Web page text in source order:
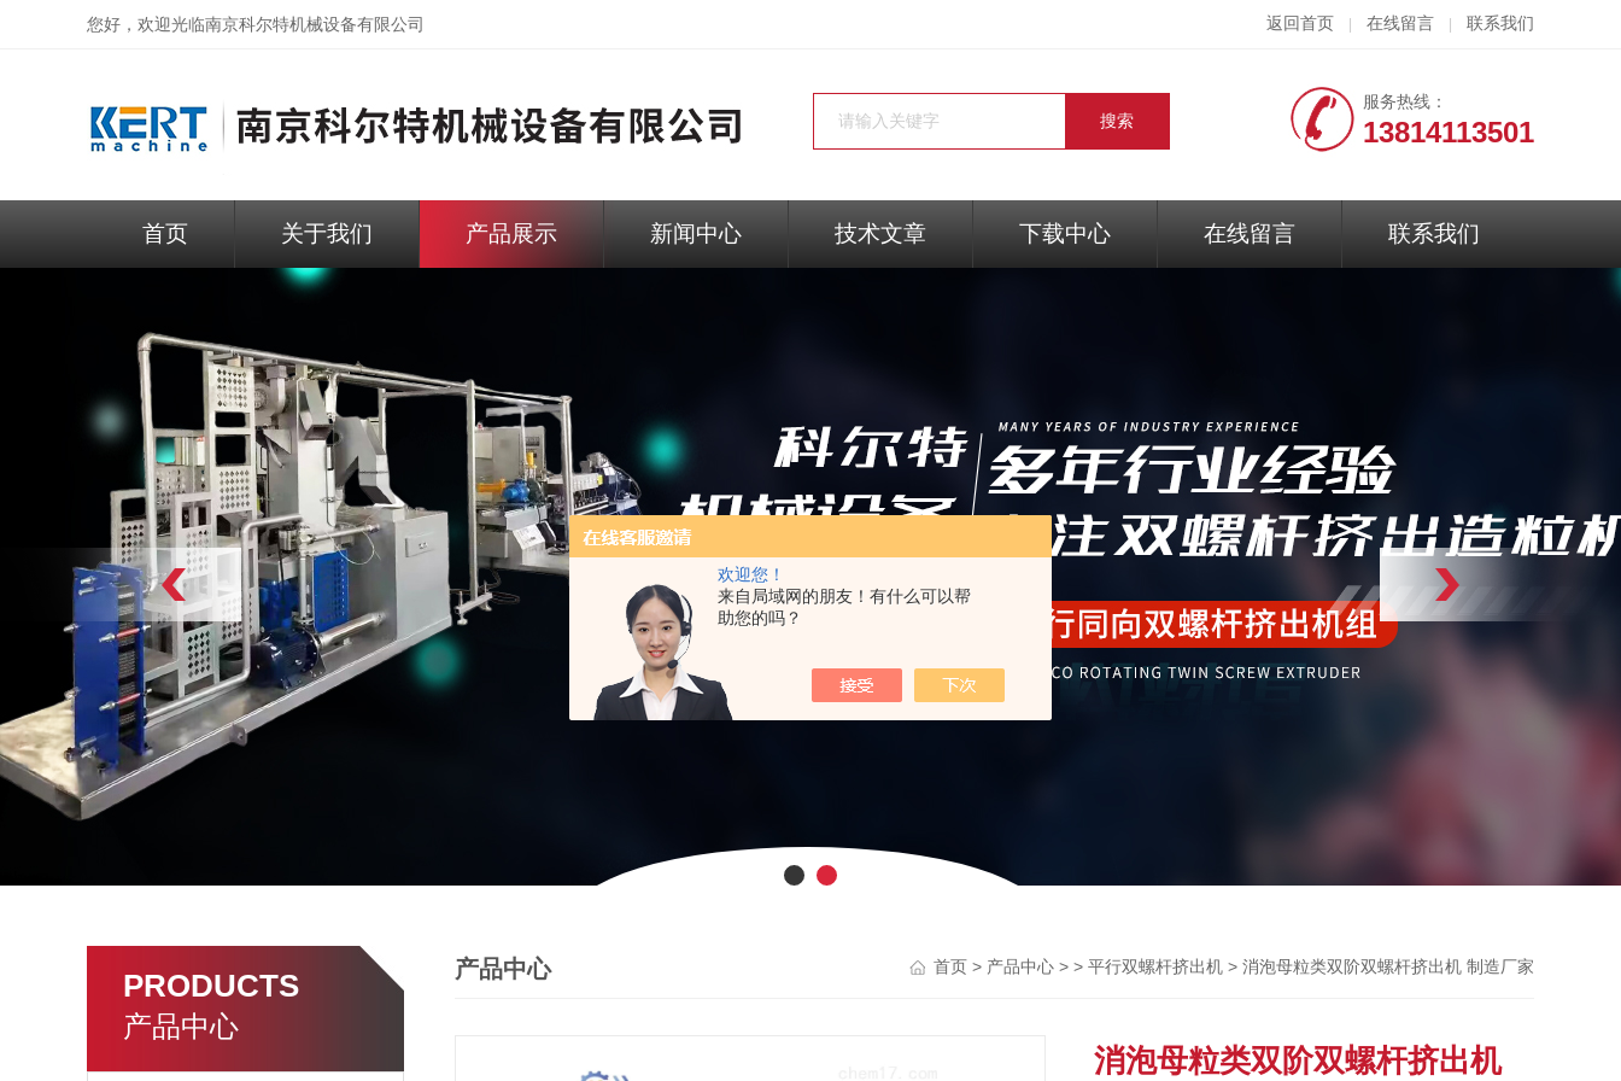
欢迎您！
来自局域网的朋友！有什么可以帮
助您的吗？
您好，欢迎光临南京科尔特机械设备有限公司 返回首页 在线留言 联系我们
服务热线：
13814113501
首页 关于我们 产品展示 新闻中心 技术文章 下载中心 在线留言 联系我们
PRODUCTS
产品中心
产品中心 首页 > 产品中心 > > 平行双螺杆挤出机 > 消泡母粒类双阶双螺杆挤出机 制造厂家
消泡母粒类双阶双螺杆挤出机